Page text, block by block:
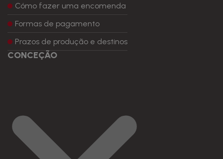
Cómo fazer uma encomenda
Formas de pagamento
Prazos de produção e destinos
CONCEÇÃO